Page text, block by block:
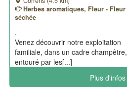
Herbes aromatiques, Fleur - Fleur
séchée
.
Venez découvrir notre exploitation
familiale, dans un cadre champêtre,
entouré par les[...]
Plus d'infos